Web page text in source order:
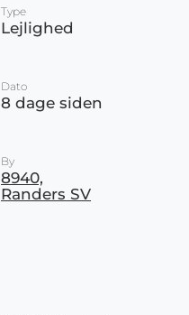
Type
Lejlighed
Dato
8 dage siden
By
8940,
Randers SV